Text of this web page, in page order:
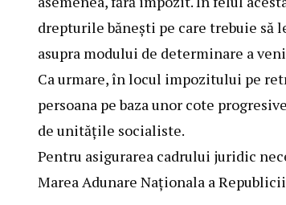
drepturile băneşti pe care trebuie să
asupra modului de determinare a
Ca urmare, în locul impozitului pe
persoana pe baza unor cote
de unităţile socialiste.
Pentru asigurarea cadrului juridic
Marea Adunare Naţionala a